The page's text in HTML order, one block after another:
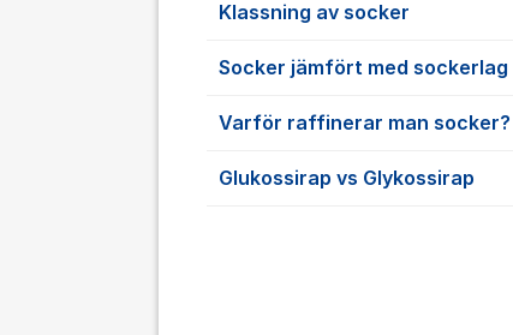
Klassning av socker
Socker jämfört med sockerlag
Varför raffinerar man socker?
Glukossirap vs Glykossirap